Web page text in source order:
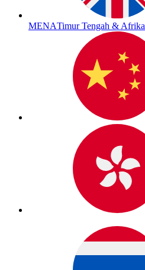
MENATimur Tengah & Afrika